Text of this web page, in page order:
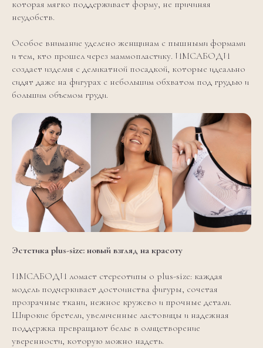
которая мягко поддерживает форму, не причиняя
неудобств.
Особое внимание уделено женщинам с пышными формами
и тем, кто прошел через маммопластику. ИМСАБОДИ
создает изделия с деликатной посадкой, которые идеально
сидят даже на фигурах с небольшим обхватом под грудью и
большим объемом груди.
Эстетика plus-size: новый взгляд на красоту
ИМСАБОДИ ломает стереотипы о plus-size: каждая
модель подчеркивает достоинства фигуры, сочетая
прозрачные ткани, нежное кружево и прочные детали.
Широкие бретели, увеличенные ластовицы и надежная
поддержка превращают белье в олицетворение
уверенности, которую можно надеть.